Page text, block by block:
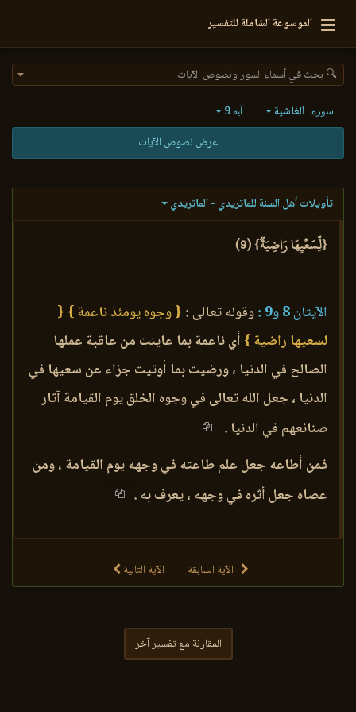
الموسوعة الشاملة للتفسير
🔍 بحث في أسماء السور ونصوص الآيات
سورة الغاشية آية 9
عرض نصوص الآيات
تأويلات أهل السنة للماتريدي - الماتريدي
{لِّسَعۡيِهَا رَاضِيَةٞ} (9)
الآيتان 8 و9 : وقوله تعالى : { وجوه يومئذ ناعمة } {
لسعيها راضية } أي ناعمة بما عاينت من عاقبة عملها
الصالح في الدنيا ، ورضيت بما أوتيت جزاء عن سعيها في
الدنيا ، جعل الله تعالى في وجوه الخلق يوم القيامة آثار
صنائعهم في الدنيا .
فمن أطاعه جعل علم طاعته في وجهه يوم القيامة ، ومن
عصاه جعل أثره في وجهه ، يعرف به .
الآية السابقة الآية التالية
المقارنة مع تفسير آخر